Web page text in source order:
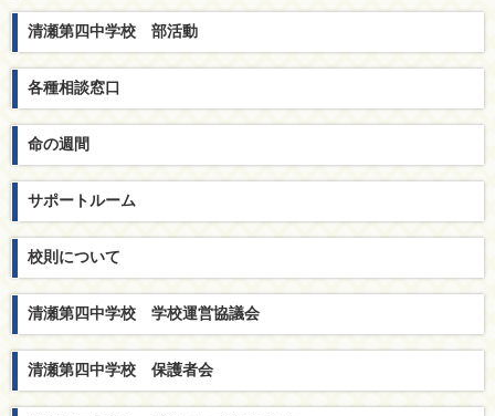
清瀬第四中学校 部活動
各種相談窓口
命の週間
サポートルーム
校則について
清瀬第四中学校 学校運営協議会
清瀬第四中学校 保護者会